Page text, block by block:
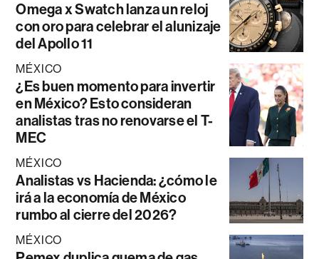
Omega x Swatch lanza un reloj
con oro para celebrar el alunizaje
del Apollo 11
MÉXICO
¿Es buen momento para invertir
en México? Esto consideran
analistas tras no renovarse el T-
MEC
MÉXICO
Analistas vs Hacienda: ¿cómo le
irá a la economía de México
rumbo al cierre del 2026?
MÉXICO